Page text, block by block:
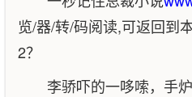
览/器/转/码阅读,可返回到
2？
李骄吓的一哆嗦，手